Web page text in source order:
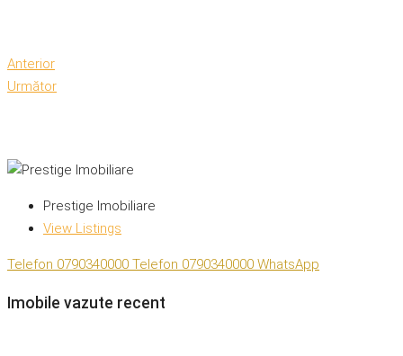
Anterior
Următor
Prestige Imobiliare
View Listings
Telefon 0790340000 Telefon 0790340000 WhatsApp
Imobile vazute recent